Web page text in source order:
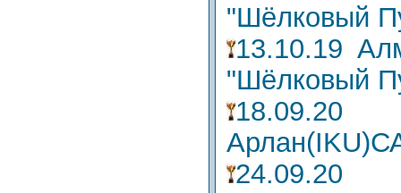
"Шёлковый
13.10.19
"Шёлковый